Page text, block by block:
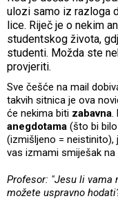
ulozi samo iz razloga
lice. Riječ je o nekim
studentskog života,
studenti. Možda ste
provjeriti.
Sve češće na mail
takvih sitnica je ova
će nekima biti zabavna.
anegdotama (što bi
(izmišljeno = neistinito),
vas izmami smiješak na
Profesor: "Jesu li vama
možete uspravno